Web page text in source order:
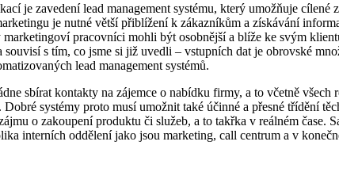
je zavedení lead management systému, který umožňuje
je nutné větší přiblížení k zákazníkům a získávání
pracovníci mohli být osobnější a blíže ke svým
s tím, co jsme si již uvedli – vstupních dat je obrovské
lead management systémů.
sbírat kontakty na zájemce o nabídku firmy, a to včetně všech
systémy proto musí umožnit také účinné a přesné třídění
o zakoupení produktu či služeb, a to takřka v reálném čase.
interních oddělení jako jsou marketing, call centrum a v